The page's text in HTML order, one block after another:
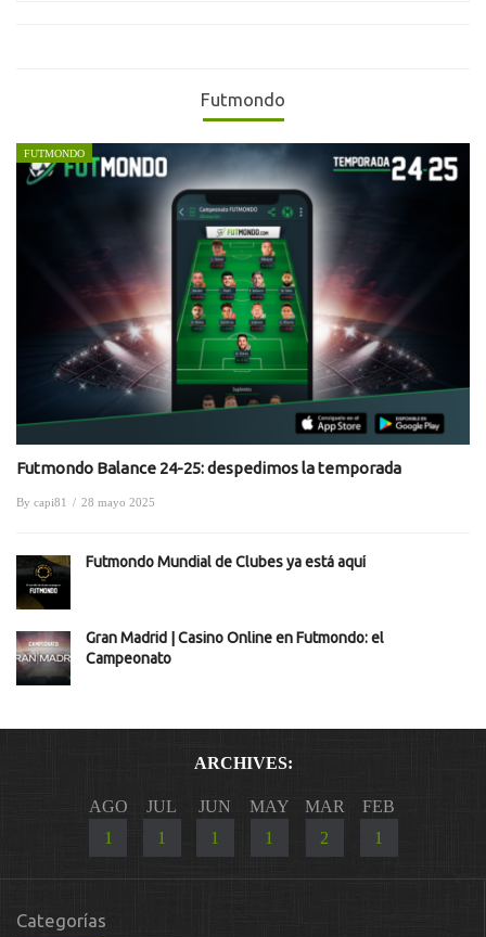
Futmondo
FUTMONDO
Futmondo Balance 24-25: despedimos la temporada
By capi81 / 28 mayo 2025
Futmondo Mundial de Clubes ya está aquí
Gran Madrid | Casino Online en Futmondo: el
Campeonato
ARCHIVES:
AGO
1
JUL
1
JUN
1
MAY
1
MAR
2
FEB
1
Categorías